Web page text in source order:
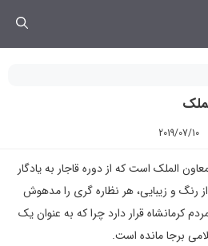
2019/07/10
الملک است که از دوره قاجار به یادگار
از رنگ و زیبایی، هر نظاره گری را مدهوش
کرمانشاه قرار دارد چرا که به عنوان یک
برجا مانده است.